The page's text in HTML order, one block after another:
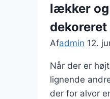
lækker
dekoreret
Afadmin 12.
Når der er
lignende
der for alvor